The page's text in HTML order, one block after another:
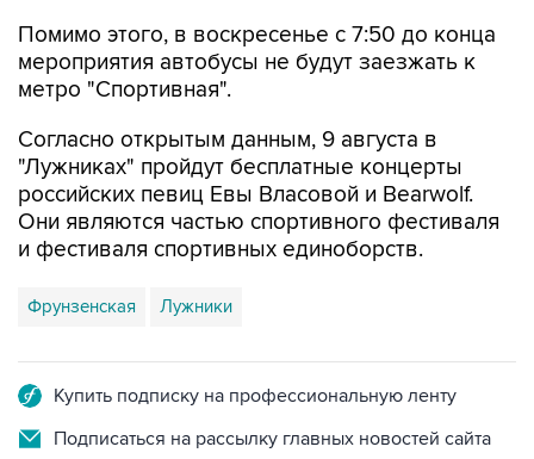
Помимо этого, в воскресенье с 7:50 до конца
мероприятия автобусы не будут заезжать к
метро "Спортивная".
Согласно открытым данным, 9 августа в
"Лужниках" пройдут бесплатные концерты
российских певиц Евы Власовой и Bearwolf.
Они являются частью спортивного фестиваля
и фестиваля спортивных единоборств.
Фрунзенская Лужники
Купить подписку на профессиональную ленту
Подписаться на рассылку главных новостей сайта